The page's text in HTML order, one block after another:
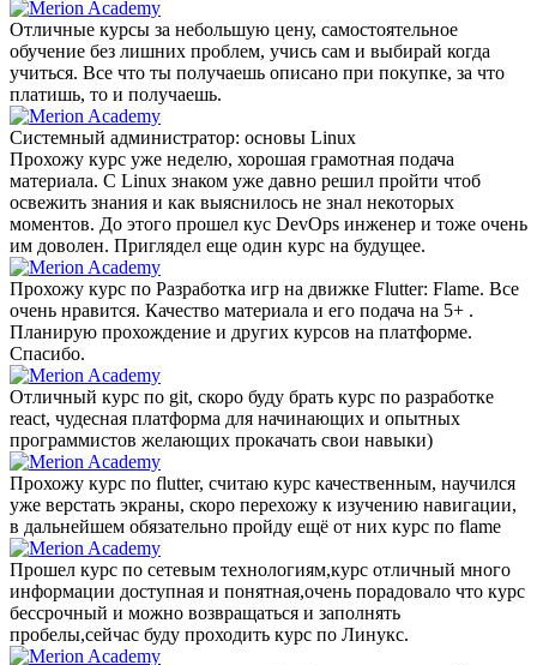
Отличные курсы за небольшую цену, самостоятельное
обучение без лишних проблем, учись сам и выбирай когда
учиться. Все что ты получаешь описано при покупке, за что
платишь, то и получаешь.
Системный администратор: основы Linux
Прохожу курс уже неделю, хорошая грамотная подача
материала. С Linux знаком уже давно решил пройти чтоб
освежить знания и как выяснилось не знал некоторых
моментов. До этого прошел кус DevOps инженер и тоже очень
им доволен. Приглядел еще один курс на будущее.
Прохожу курс по Разработка игр на движке Flutter: Flame. Все
очень нравится. Качество материала и его подача на 5+ .
Планирую прохождение и других курсов на платформе.
Спасибо.
Отличный курс по git, скоро буду брать курс по разработке
react, чудесная платформа для начинающих и опытных
программистов желающих прокачать свои навыки)
Прохожу курс по flutter, считаю курс качественным, научился
уже верстать экраны, скоро перехожу к изучению навигации,
в дальнейшем обязательно пройду ещё от них курс по flame
Прошел курс по сетевым технологиям,курс отличный много
информации доступная и понятная,очень порадовало что курс
бессрочный и можно возвращаться и заполнять
пробелы,сейчас буду проходить курс по Линукс.